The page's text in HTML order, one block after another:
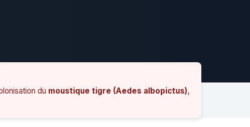
du moustique tigre (Aedes albopictus),